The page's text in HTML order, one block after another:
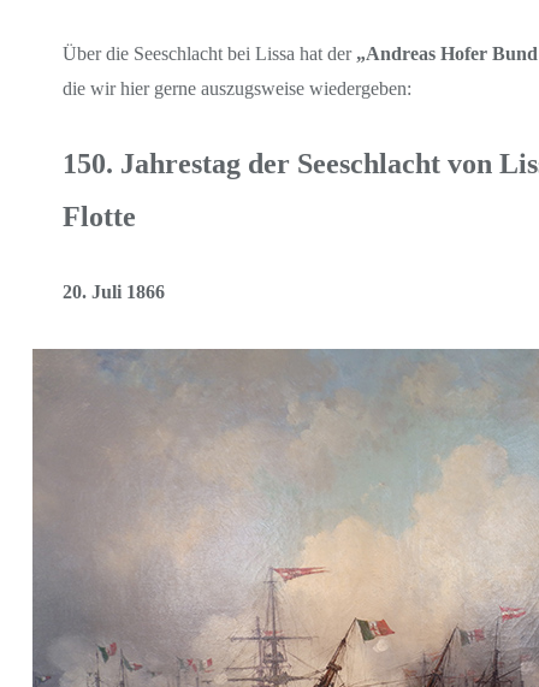
Über die Seeschlacht bei Lissa hat der „Andreas Hofer
die wir hier gerne auszugsweise wiedergeben:
150. Jahrestag der Seeschlacht von
Flotte
20. Juli 1866